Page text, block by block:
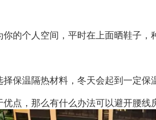
的个人空间，平时在上面晒鞋子，
保温隔热材料，冬天会起到一定保
点，那么有什么办法可以避开腰线